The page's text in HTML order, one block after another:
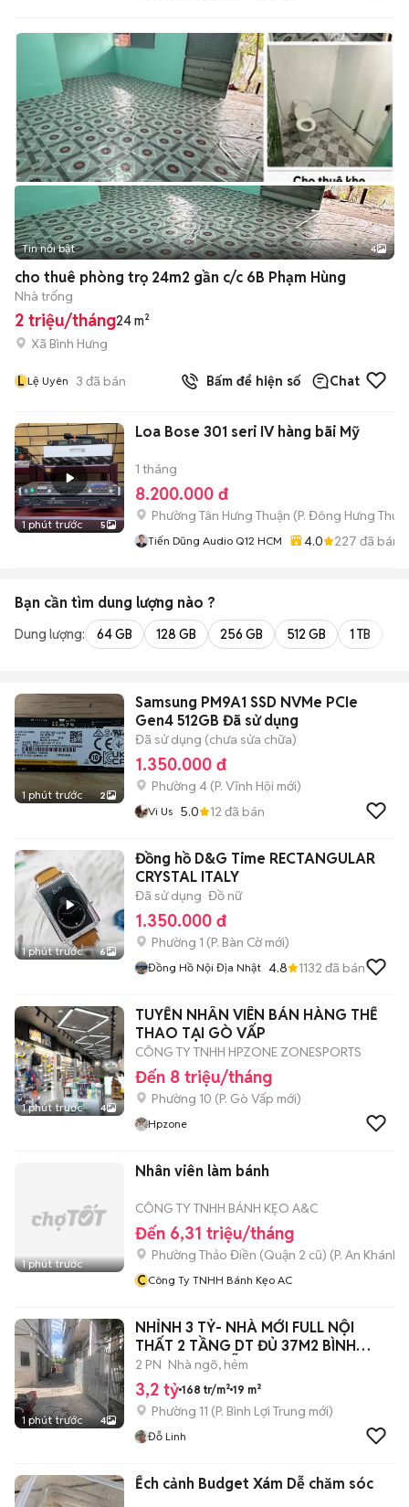
Tin nổi bật 4
cho thuê phòng trọ 24m2 gần c/c 6B Phạm Hùng
Nhà trống
2 triệu/tháng24 m²
Xã Bình Hưng
L Lệ Uyên 3 đã bán Bấm để hiện số Chat
1 phút trước 5
Loa Bose 301 seri IV hàng bãi Mỹ
1 tháng
8.200.000 đ
Phường Tân Hưng Thuận (P. Đông Hưng
Tiến Dũng Audio Q12 HCM 4.0 227 đã bán
Bạn cần tìm dung lượng nào ?
Dung lượng: 64 GB 128 GB 256 GB 512 GB 1 TB
1 phút trước 2
Samsung PM9A1 SSD NVMe PCIe
Gen4 512GB Đã sử dụng
Đã sử dụng (chưa sửa chữa)
1.350.000 đ
Phường 4 (P. Vĩnh Hội mới)
Vi Us 5.0 12 đã bán
1 phút trước 6
Đồng hồ D&G Time RECTANGULAR
CRYSTAL ITALY
Đã sử dụng Đồ nữ
1.350.000 đ
Phường 1 (P. Bàn Cờmới)
Đồng Hồ Nội Địa Nhật 4.8 1132 đã bán
1 phút trước 4
TUYỂN NHÂN VIÊN BÁN HÀNG THỂ
THAO TẠI GÒ VẤP
CÔNG TY TNHH HPZONE ZONESPORTS
Đến 8 triệu/tháng
Phường 10 (P. Gò Vấp mới)
Hpzone
1 phút trước
Nhân viên làm bánh
CÔNG TY TNHH BÁNH KẸO A&C
Đến 6,31 triệu/tháng
Phường Thảo Điền (Quận 2 cũ) (P. An Khánh
CCông Ty TNHH Bánh Kẹo AC
1 phút trước 4
NHỈNH 3 TỶ- NHÀ MỚI FULL NỘI
THẤT 2 TẦNG DT ĐỦ 37M2 BÌNH
THẠNH NGUYỄN
2 PN Nhà ngõ, hẻm
3,2 tỷ 168 tr/m² 19 m²
Phường 11 (P. Bình Lợi Trung mới)
Đỗ Linh
Ếch cảnh Budget Xám Dễ chăm sóc